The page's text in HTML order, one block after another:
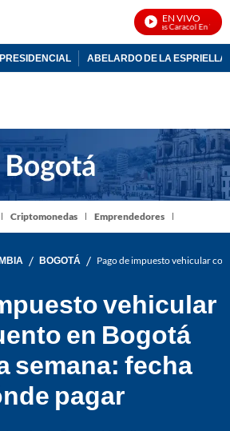
EN VIVO
Noticias Caracol En Vivo
ABELARDO DE LA ESPRIELLA
Criptomonedas Emprendedores
/ BOGOTÁ / Pago de impuesto vehicular
vehicular
en Bogotá
semana: fecha
pagar